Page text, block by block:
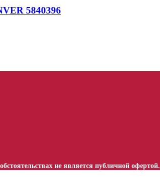
5840396
не является публичной офертой.